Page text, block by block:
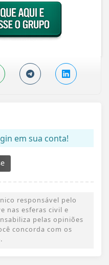
em sua conta!
responsável pelo
nas esferas civil e
pelas opiniões
concorda com os